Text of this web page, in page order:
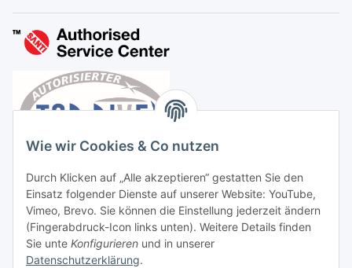
Wie wir Cookies & Co nutzen
Durch Klicken auf „Alle akzeptieren“ gestatten Sie den
Einsatz folgender Dienste auf unserer Website: YouTube,
Vimeo, Brevo. Sie können die Einstellung jederzeit ändern
(Fingerabdruck-Icon links unten). Weitere Details finden
Sie unte Konfigurieren und in unserer
Datenschutzerklärung.